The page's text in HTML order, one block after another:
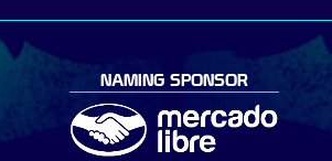
NAMING SPONSOR